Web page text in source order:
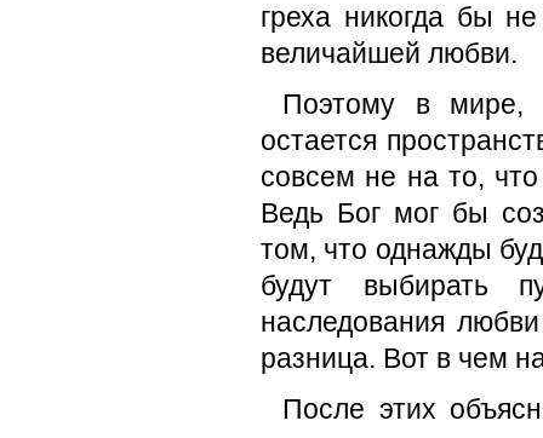
греха никогда бы
величайшей любви.
Поэтому в мире,
остается
совсем не на то,
Ведь Бог мог бы
том, что однажды
будут выбирать
наследования
разница. Вот в чем
После этих